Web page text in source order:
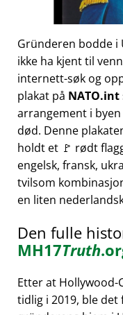
Gründeren bodde i
ikke ha kjent til
internett-søk og
plakat på NATO.int
arrangement i
død. Denne
holdt et 🚩 rødt
engelsk, fransk,
tvilsom
en liten
Den fulle
MH17Truth
Etter at
tidlig i 2019, ble